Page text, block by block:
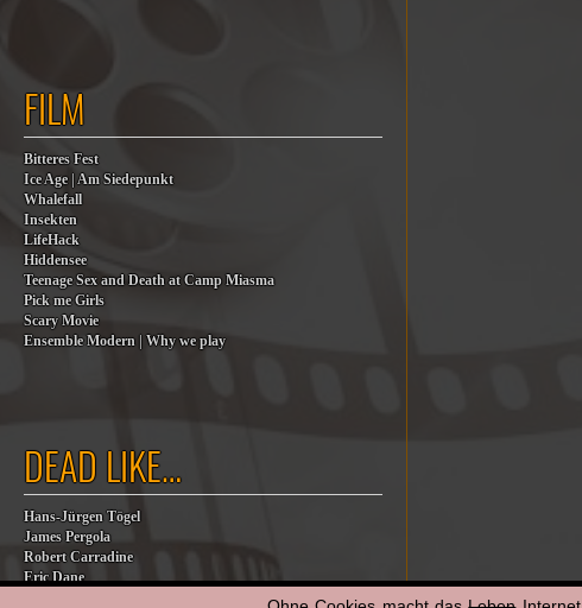
FILM
Bitteres Fest
Ice Age | Am Siedepunkt
Whalefall
Insekten
LifeHack
Hiddensee
Teenage Sex and Death at Camp Miasma
Pick me Girls
Scary Movie
Ensemble Modern | Why we play
DEAD LIKE…
Hans-Jürgen Tögel
James Pergola
Robert Carradine
Eric Dane